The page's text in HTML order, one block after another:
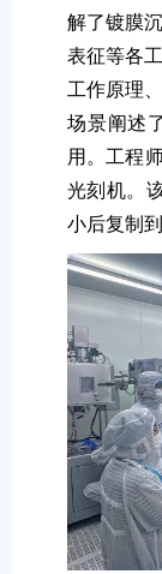
解了镀膜
表征等各
工作原理
场景阐述
用。工程
光刻机。
小后复制